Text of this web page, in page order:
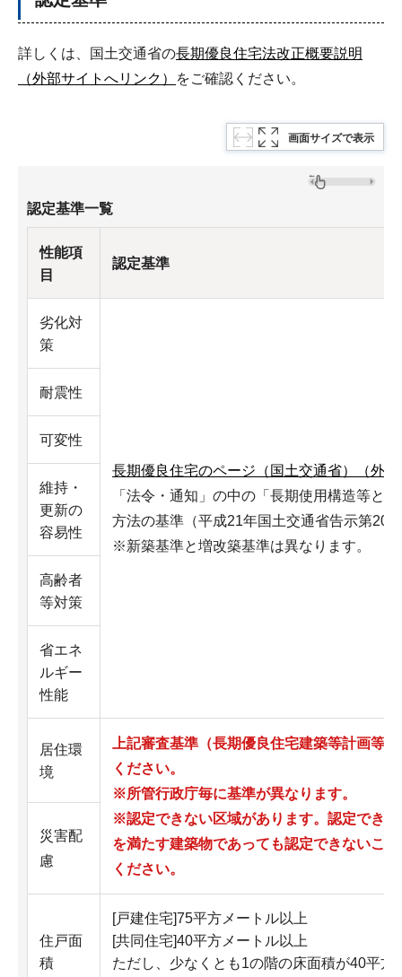
詳しくは、国土交通省の長期優良住宅法改正概要説明
（外部サイトへリンク）
をご確認ください。
画面サイズで表示
認定基準一覧
性能項
目
認定基準
劣化対
策
長期優良住宅のページ（国土交通省）（外
「法令・通知」の中の「長期使用構造等と
方法の基準（平成21年国土交通省告示第
※新築基準と増改築基準は異なります。
耐震性
可変性
維持・
更新の
容易性
高齢者
等対策
省エネ
ルギー
性能
居住環
境
上記審査基準（長期優良住宅建築等計画等
ください。
※所管行政庁毎に基準が異なります。
※認定できない区域があります。認定でき
を満たす建築物であっても認定できないこ
ください。
災害配
慮
住戸面
積
[戸建住宅]75平方メートル以上
[共同住宅]40平方メートル以上
ただし、少なくとも1の階の床面積が40平方